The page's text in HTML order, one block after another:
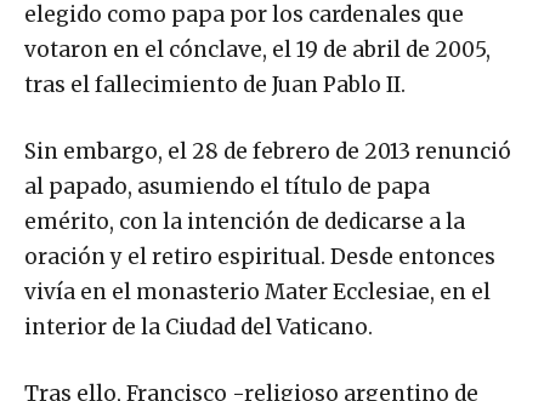
elegido como papa por los cardenales que
votaron en el cónclave, el 19 de abril de 2005,
tras el fallecimiento de Juan Pablo II.
Sin embargo, el 28 de febrero de 2013 renunció
al papado, asumiendo el título de papa
emérito, con la intención de dedicarse a la
oración y el retiro espiritual. Desde entonces
vivía en el monasterio Mater Ecclesiae, en el
interior de la Ciudad del Vaticano.
Tras ello, Francisco -religioso argentino de